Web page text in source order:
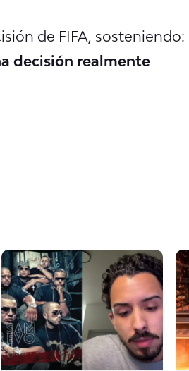
de FIFA, sosteniendo:
decisión realmente